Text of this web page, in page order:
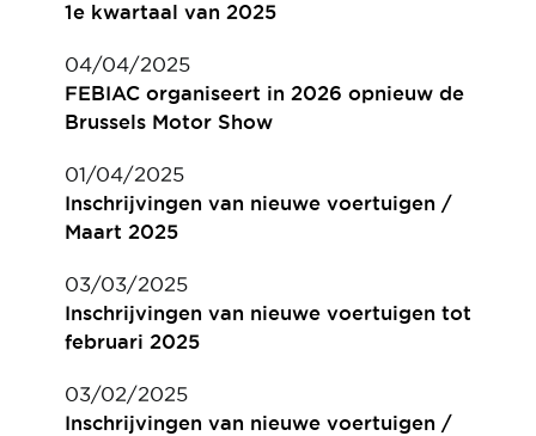
1e kwartaal van 2025
04/04/2025
FEBIAC organiseert in 2026 opnieuw de
Brussels Motor Show
01/04/2025
Inschrijvingen van nieuwe voertuigen /
Maart 2025
03/03/2025
Inschrijvingen van nieuwe voertuigen tot
februari 2025
03/02/2025
Inschrijvingen van nieuwe voertuigen /